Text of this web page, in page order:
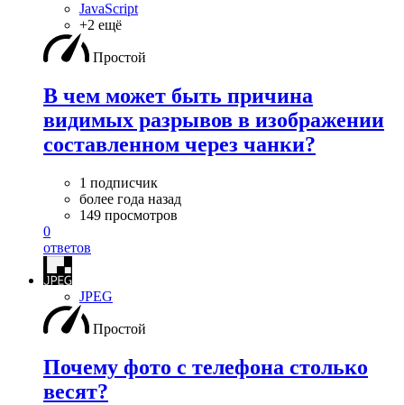
JavaScript
+2 ещё
Простой
В чем может быть причина
видимых разрывов в изображении
составленном через чанки?
1 подписчик
более года назад
149 просмотров
0
ответов
JPEG
Простой
Почему фото с телефона столько
весят?